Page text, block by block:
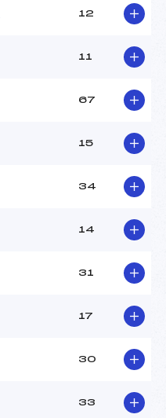
-2
8.0000
12
11
67
15
34
14
31
17
30
33